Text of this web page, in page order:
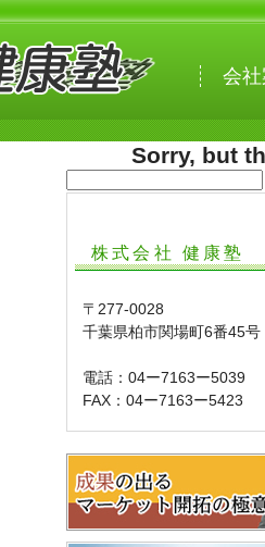
会
Sorry, but
検
索:
株式会社 健康塾
〒277-0028
千葉県柏市関場町6番45号
電話：04ー7163ー5039
FAX：04ー7163ー5423